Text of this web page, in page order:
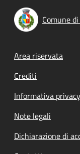
Comune
Footer
Area riservata
Crediti
Informativa privacy
Note legali
Dichiarazione di